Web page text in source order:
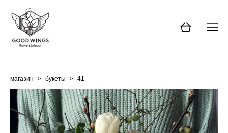
магазин > букеты > 41